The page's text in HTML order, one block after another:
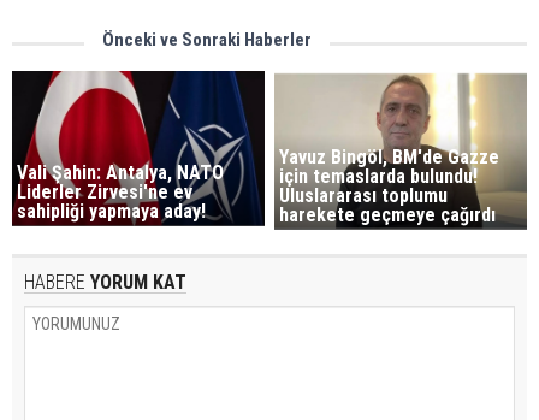
Önceki ve Sonraki Haberler
Vali Şahin: Antalya, NATO
Liderler Zirvesi'ne ev
sahipliği yapmaya aday!
Yavuz Bingöl, BM'de Gazze
için temaslarda bulundu!
Uluslararası toplumu
harekete geçmeye çağırdı
HABERE YORUM KAT